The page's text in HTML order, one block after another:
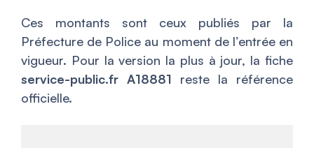
Ces montants sont ceux publiés par la
Préfecture de Police au moment de l’entrée en
vigueur. Pour la version la plus à jour, la fiche
service-public.fr A18881 reste la référence
officielle.